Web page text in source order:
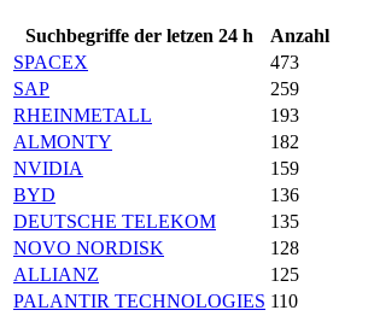
Suchbegriffe der letzen 24 h
Anzahl
SPACEX
473
SAP
259
RHEINMETALL
193
ALMONTY
182
NVIDIA
159
BYD
136
DEUTSCHE TELEKOM
135
NOVO NORDISK
128
ALLIANZ
125
PALANTIR TECHNOLOGIES 110